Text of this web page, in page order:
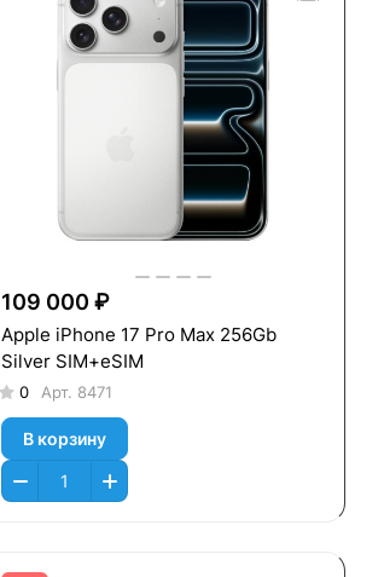
109 000 ₽
Apple iPhone 17 Pro Max 256Gb
Silver SIM+eSIM
0 Арт. 8471
В корзину